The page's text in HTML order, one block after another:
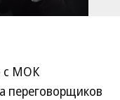
с МОК
переговорщиков